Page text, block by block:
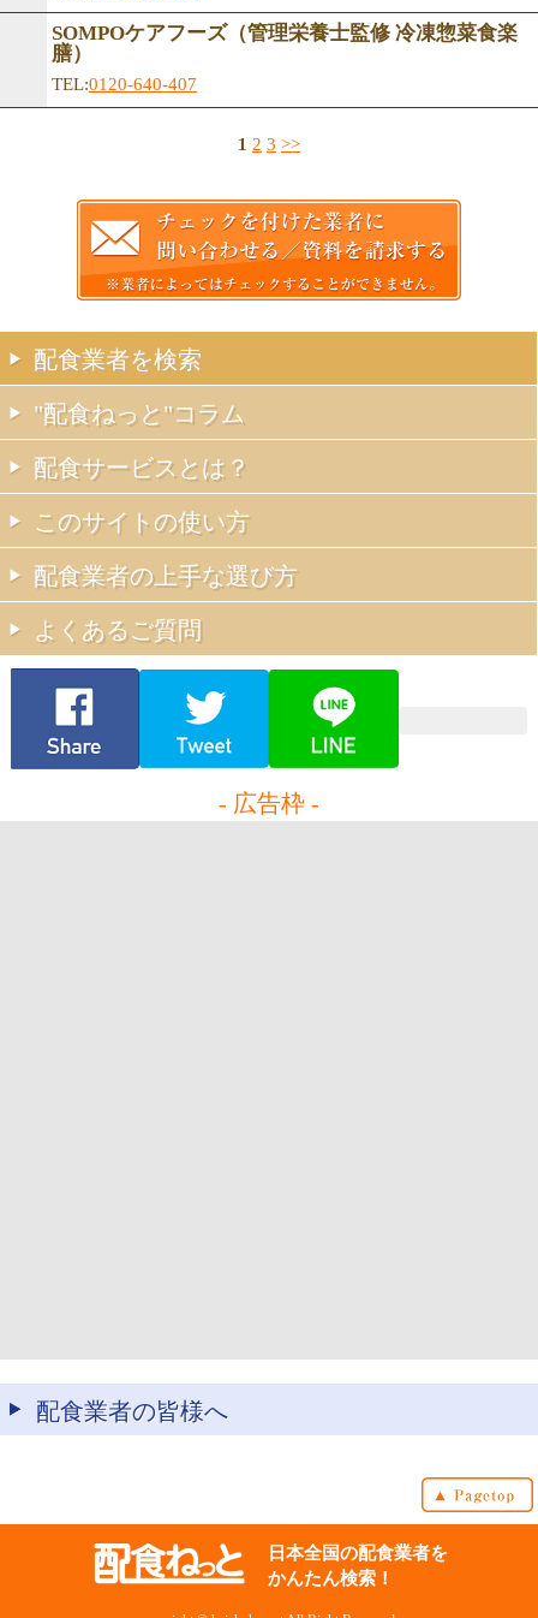
SOMPOケアフーズ（管理栄養士監修 冷凍惣菜食楽
膳）
TEL:0120-640-407
1 2 3 >>
配食業者を検索
"配食ねっと"コラム
配食サービスとは？
このサイトの使い方
配食業者の上手な選び方
よくあるご質問
- 広告枠 -
配食業者の皆様へ
日本全国の配食業者を
かんたん検索！